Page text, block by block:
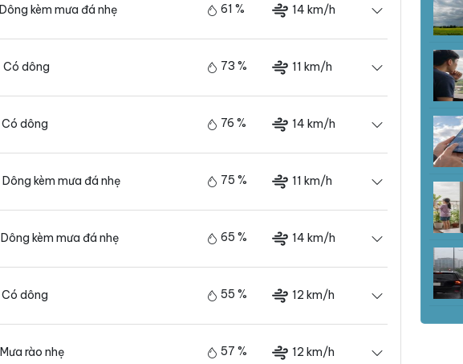
Dông kèm mưa đá nhẹ 61 % 14 km/h
Có dông 73 % 11 km/h
Có dông 76 % 14 km/h
Dông kèm mưa đá nhẹ 75 % 11 km/h
Dông kèm mưa đá nhẹ 65 % 14 km/h
Có dông 55 % 12 km/h
Mưa rào nhẹ 57 % 12 km/h